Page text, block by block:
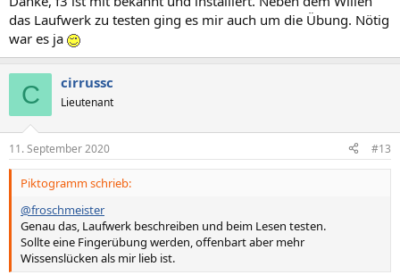
das Laufwerk zu testen ging es mir auch um die Übung. Nötig
war es ja
C cirrussc
Lieutenant
11. September 2020 #13
Piktogramm schrieb:
@froschmeister
Genau das, Laufwerk beschreiben und beim Lesen testen.
Sollte eine Fingerübung werden, offenbart aber mehr
Wissenslücken als mir lieb ist.